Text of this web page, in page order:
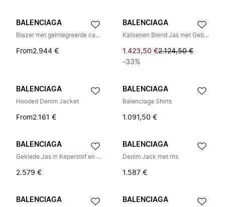
BALENCIAGA
Blazer met geïntegreerde capuchon
From2.944 €
BALENCIAGA
Katoenen Blend Jas met Geborduurd Logo
1.423,50 €2.124,50 €
-33%
BALENCIAGA
Hooded Denim Jacket
From2.161 €
BALENCIAGA
Balenciaga Shirts
1.091,50 €
BALENCIAGA
Geklede Jas in Keperstof en Jersey
2.579 €
BALENCIAGA
Denim Jack met rits
1.587 €
BALENCIAGA BALENCIAGA